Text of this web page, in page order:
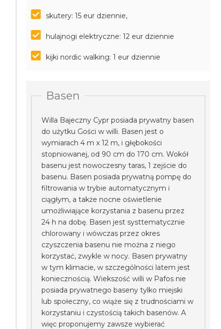
skutery: 15 eur dziennie,
hulajnogi elektryczne: 12 eur dziennie
kijki nordic walking: 1 eur dziennie
Basen
Willa Bajeczny Cypr posiada prywatny basen
do użytku Gości w willi. Basen jest o
wymiarach 4 m x 12 m, i głębokości
stopniowanej, od 90 cm do 170 cm. Wokół
basenu jest nowoczesny taras, 1 zejście do
basenu. Basen posiada prywatną pompę do
filtrowania w trybie automatycznym i
ciągłym, a także nocne oświetlenie
umożliwiające korzystania z basenu przez
24 h na dobę. Basen jest systtematycznie
chlorowany i wówczas przez okres
czyszczenia basenu nie można z niego
korzystać, zwykle w nocy. Basen prywatny
w tym klimacie, w szczególności latem jest
koniecznością. Wiekszość willi w Pafos nie
posiada prywatnego baseny tylko miejski
lub społeczny, co wiąże się z trudnościami w
korzystaniu i czystością takich basenów. A
więc proponujemy zawsze wybierać